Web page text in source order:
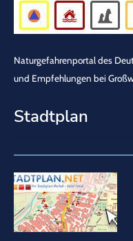
Naturgefahrenportal des
und Empfehlungen bei
Stadtplan